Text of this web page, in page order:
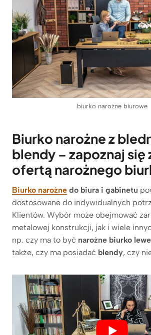
biurko narożne biurowe
Biurko narożne z
blendy – zapoznaj się
ofertą narożnego
Biurko narożne do biura i gabinetu
dostosowane do indywidualnych
Klientów. Wybór może obejmować
metalowej konstrukcji, jak i wiele
np. czy ma to być narożne biurko
także, czy ma posiadać blendy, czy